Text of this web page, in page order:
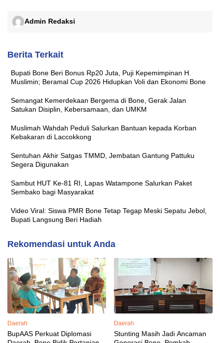
Admin Redaksi
Berita Terkait
Bupati Bone Beri Bonus Rp20 Juta, Puji Kepemimpinan H.
Muslimin; Beramal Cup 2026 Hidupkan Voli dan Ekonomi Bone
Semangat Kemerdekaan Bergema di Bone, Gerak Jalan
Satukan Disiplin, Kebersamaan, dan UMKM
Muslimah Wahdah Peduli Salurkan Bantuan kepada Korban
Kebakaran di Laccokkong
Sentuhan Akhir Satgas TMMD, Jembatan Gantung Pattuku
Segera Digunakan
Sambut HUT Ke-81 RI, Lapas Watampone Salurkan Paket
Sembako bagi Masyarakat
Video Viral: Siswa PMR Bone Tetap Tegap Meski Sepatu Jebol,
Bupati Langsung Beri Hadiah
Rekomendasi untuk Anda
Daerah
BupAAS Perkuat Diplomasi
Daerah
Stunting Masih Jadi Ancaman